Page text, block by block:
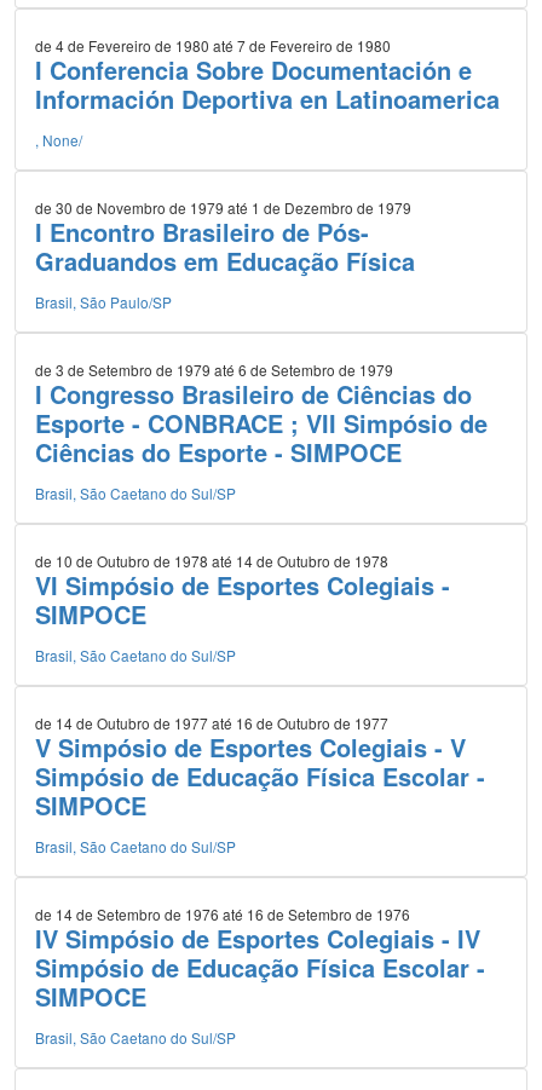
de 4 de Fevereiro de 1980 até 7 de Fevereiro de 1980
I Conferencia Sobre Documentación e
Información Deportiva en Latinoamerica
, None/
de 30 de Novembro de 1979 até 1 de Dezembro de 1979
I Encontro Brasileiro de Pós-
Graduandos em Educação Física
Brasil, São Paulo/SP
de 3 de Setembro de 1979 até 6 de Setembro de 1979
I Congresso Brasileiro de Ciências do
Esporte - CONBRACE ; VII Simpósio de
Ciências do Esporte - SIMPOCE
Brasil, São Caetano do Sul/SP
de 10 de Outubro de 1978 até 14 de Outubro de 1978
VI Simpósio de Esportes Colegiais -
SIMPOCE
Brasil, São Caetano do Sul/SP
de 14 de Outubro de 1977 até 16 de Outubro de 1977
V Simpósio de Esportes Colegiais - V
Simpósio de Educação Física Escolar -
SIMPOCE
Brasil, São Caetano do Sul/SP
de 14 de Setembro de 1976 até 16 de Setembro de 1976
IV Simpósio de Esportes Colegiais - IV
Simpósio de Educação Física Escolar -
SIMPOCE
Brasil, São Caetano do Sul/SP